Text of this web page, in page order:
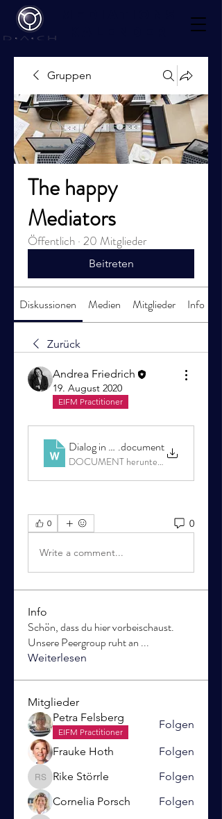
Gruppen
The happy
Mediators
Öffentlich · 20 Mitglieder
Beitreten
Diskussionen Medien Mitglieder Info
Zurück
Andrea Friedrich
19. August 2020
EIFM Practitioner
Dialog in unserer Sache_WolfgangVovsik von Sven .document
DOCUMENT herunterladen
0 0
Write a comment...
Info
Schön, dass du hier vorbeischaust.
Unsere Peergroup ruht an ...
Weiterlesen
Mitglieder
Petra Felsberg
EIFM Practitioner
Folgen
Frauke Hoth Folgen
Rike Störrle
Rike Störrle
Folgen
Cornelia Porsch
Folgen